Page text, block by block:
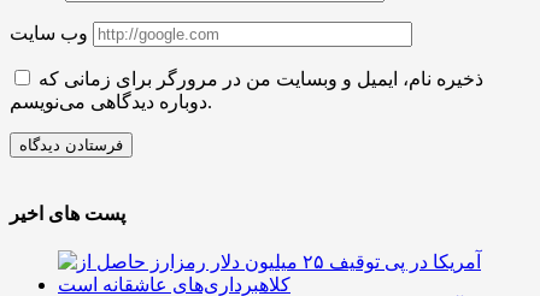
وب سایت
ذخیره نام، ایمیل و وبسایت من در مرورگر برای زمانی که
دوباره دیدگاهی می‌نویسم.
پست های اخیر